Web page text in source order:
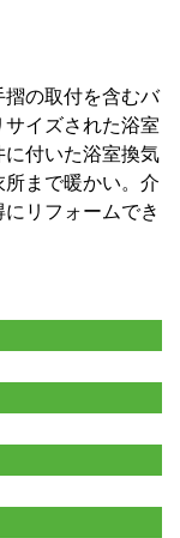
摺の取付を含むバ
イズされた浴室
付いた浴室換気
まで暖かい。介
リフォームでき